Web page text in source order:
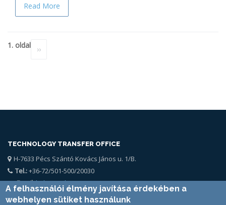
Read More
Oldalszámozás
1. oldal
Következő
››
TECHNOLOGY TRANSFER OFFICE
H-7633 Pécs Szántó Kovács János u. 1/B.
Tel.:+36-72/501-500/20030
Email:kttk@pte.hu
A felhasználói élmény javítása érdekében a
webhelyen sütiket használunk